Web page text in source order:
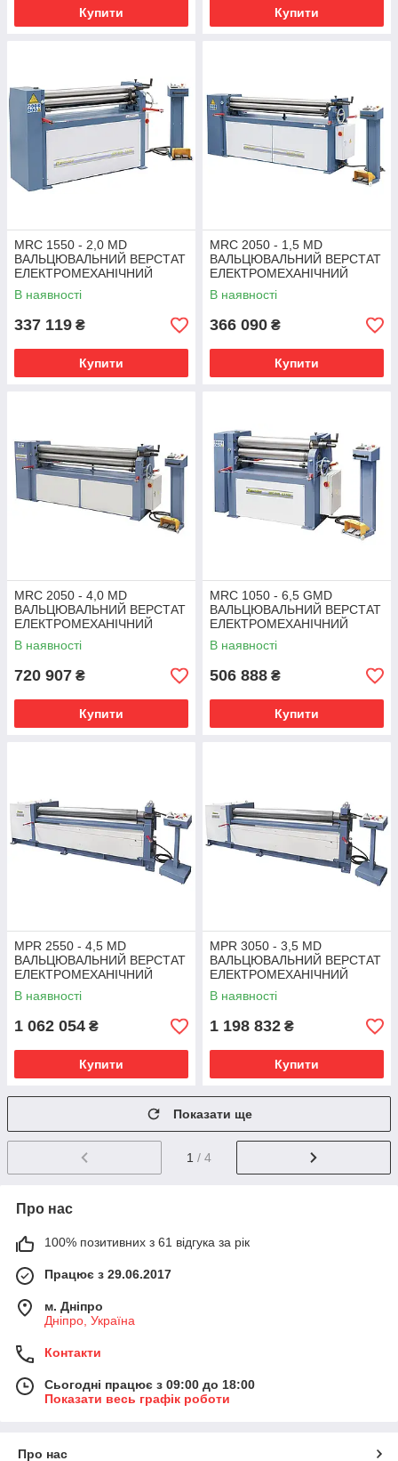
Купити Купити
MRC 1550 - 2,0 MD
ВАЛЬЦЮВАЛЬНИЙ ВЕРСТАТ
ЕЛЕКТРОМЕХАНІЧНИЙ
Bernardo | трьохвалкова
листогибочная машина
В наявності
337 119 ₴
Купити
MRC 2050 - 1,5 MD
ВАЛЬЦЮВАЛЬНИЙ ВЕРСТАТ
ЕЛЕКТРОМЕХАНІЧНИЙ
Bernardo | трьохвалкова
листогибочная машина
В наявності
366 090 ₴
Купити
MRC 2050 - 4,0 MD
ВАЛЬЦЮВАЛЬНИЙ ВЕРСТАТ
ЕЛЕКТРОМЕХАНІЧНИЙ
Bernardo | трьохвалкова
листогибочная машина
В наявності
720 907 ₴
Купити
MRC 1050 - 6,5 GMD
ВАЛЬЦЮВАЛЬНИЙ ВЕРСТАТ
ЕЛЕКТРОМЕХАНІЧНИЙ
Bernardo | трьохвалкова
листогибочная машина
В наявності
506 888 ₴
Купити
MPR 2550 - 4,5 MD
ВАЛЬЦЮВАЛЬНИЙ ВЕРСТАТ
ЕЛЕКТРОМЕХАНІЧНИЙ
Bernardo | трьохвалкова
листогибочная машина
В наявності
1 062 054 ₴
Купити
MPR 3050 - 3,5 MD
ВАЛЬЦЮВАЛЬНИЙ ВЕРСТАТ
ЕЛЕКТРОМЕХАНІЧНИЙ
Bernardo | трьохвалкова
листогибочная машина
В наявності
1 198 832 ₴
Купити
Показати ще
1 / 4
Про нас
100% позитивних з 61 відгука за рік
Працює з 29.06.2017
м. Дніпро
Дніпро, Україна
Контакти
Сьогодні працює з 09:00 до 18:00
Показати весь графік роботи
Про нас